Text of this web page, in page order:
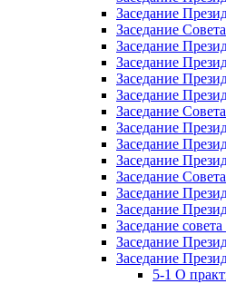
Заседание
Заседание
Заседание
Заседание
Заседание
Заседание
Заседание
Заседание
Заседание
Заседание
Заседание
Заседание
Заседание
Заседание
Заседание
Заседание
5-1 О